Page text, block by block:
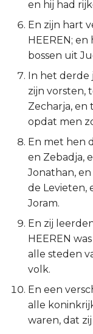
Filipenzen
Kolossenzen
1
2
1 Timótheüs
2 Timótheüs
Titus
Filémon
Hebreeën
1 Petrus
en hij had
En zijn hart
HEEREN;
bossen uit
In het derde
zijn vorsten,
Zecharja, en
opdat men
En met hen
en Zebadja,
Jonathan, en
de Levieten,
Joram.
En zij
HEEREN
alle steden
volk.
En een
alle
waren, dat